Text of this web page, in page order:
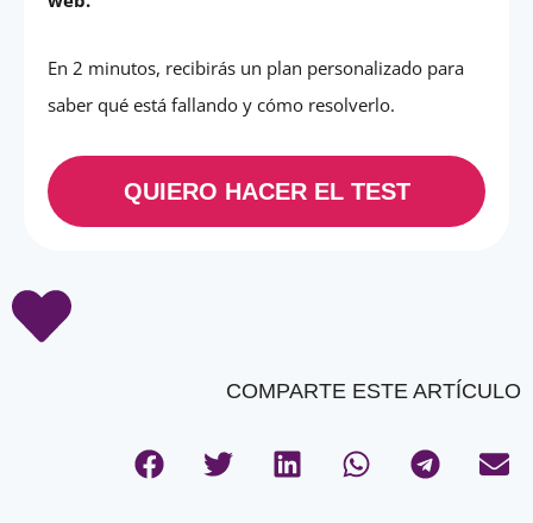
En 2 minutos, recibirás un plan personalizado para
saber qué está fallando y cómo resolverlo.
QUIERO HACER EL TEST
COMPARTE ESTE ARTÍCULO